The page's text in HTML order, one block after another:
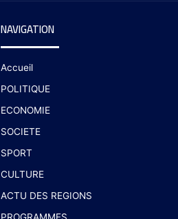
NAVIGATION
Accueil
POLITIQUE
ECONOMIE
SOCIETE
SPORT
CULTURE
ACTU DES REGIONS